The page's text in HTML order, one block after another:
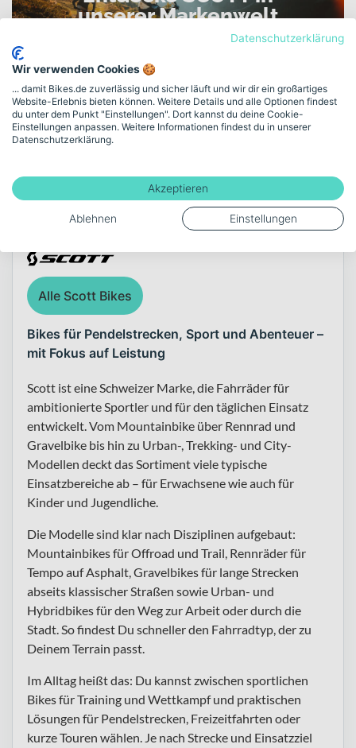
unserer Markenwelt
ENGINEERED FOR SPEED. BUILT FOR RIDERS WHO PUSH
Zur SCOTT Markenwelt
Über die Marke Scott
Alle Scott Bikes
Bikes für Pendelstrecken, Sport und Abenteuer –
mit Fokus auf Leistung
Scott ist eine Schweizer Marke, die Fahrräder für
ambitionierte Sportler und für den täglichen Einsatz
entwickelt. Vom Mountainbike über Rennrad und
Gravelbike bis hin zu Urban-, Trekking- und City-
Modellen deckt das Sortiment viele typische
Einsatzbereiche ab – für Erwachsene wie auch für
Kinder und Jugendliche.
Die Modelle sind klar nach Disziplinen aufgebaut:
Mountainbikes für Offroad und Trail, Rennräder für
Tempo auf Asphalt, Gravelbikes für lange Strecken
abseits klassischer Straßen sowie Urban- und
Hybridbikes für den Weg zur Arbeit oder durch die
Stadt. So findest Du schneller den Fahrradtyp, der zu
Deinem Terrain passt.
Im Alltag heißt das: Du kannst zwischen sportlichen
Bikes für Training und Wettkampf und praktischen
Lösungen für Pendelstrecken, Freizeitfahrten oder
kurze Touren wählen. Je nach Strecke und Einsatzziel
Datenschutzerklärung
Wir verwenden Cookies 🍪
... damit Bikes.de zuverlässig und sicher läuft und wir dir ein großartiges
Website-Erlebnis bieten können. Weitere Details und alle Optionen findest
du unter dem Punkt "Einstellungen". Dort kannst du deine Cookie-
Einstellungen anpassen. Weitere Informationen findest du in unserer
Datenschutzerklärung.
Akzeptieren
Ablehnen Einstellungen